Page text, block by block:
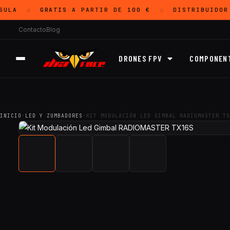
GRATIS A PARTIR DE 100 €
ContactoBlog
DRONES FPV
INICIO · LED Y ZUMBADORES · KIT MODULACIÓN LED GIMBAL RADIOMASTER